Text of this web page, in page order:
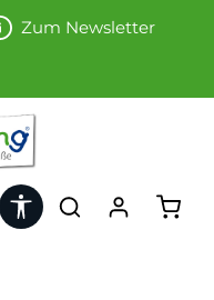
Zum Newsletter
Werkzeugleiste anzeigen